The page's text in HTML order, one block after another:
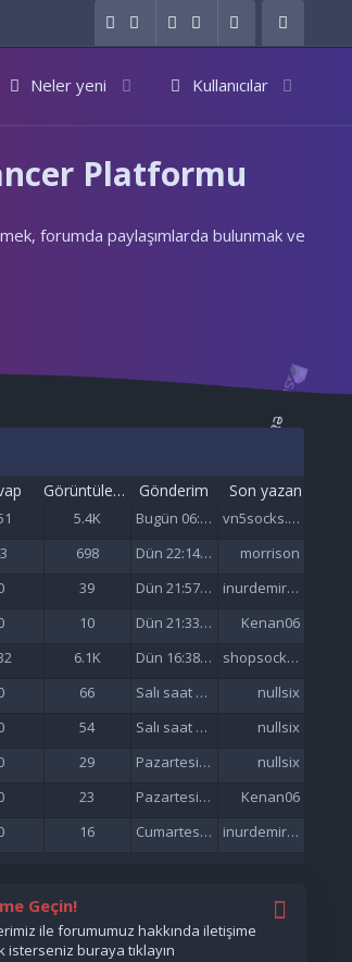
Neler yeni Kullanıcılar
Platformu
forumda paylaşımlarda bulunmak ve
Görüntüleme Gönderim Son yazan
5.4K Bugün 06:57 vn5socks.net
698 Dün 22:14 da morrison
39 Dün 21:57 da inurdemirelseo
10 Dün 21:33 da Kenan06
6.1K Dün 16:38 da shopsocks5
66 Salı saat 15:47'de nullsix
54 Salı saat 02:13'de nullsix
29 Pazartesi saat 22:01'de nullsix
23 Pazartesi saat 21:37'de Kenan06
16 Cumartesi saat 17:51'de inurdemirelseo
Geçin!
ile forumumuz hakkında iletişime
isterseniz buraya tıklayın